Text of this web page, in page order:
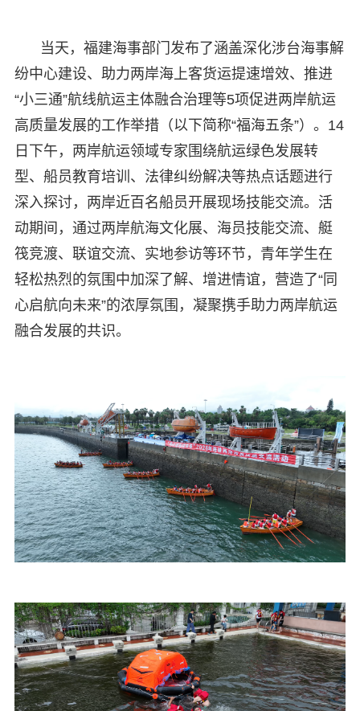
当天，福建海事部门发布了涵盖深化涉台海事解
纷中心建设、助力两岸海上客货运提速增效、推进
“小三通”航线航运主体融合治理等5项促进两岸航运
高质量发展的工作举措（以下简称“福海五条”）。14
日下午，两岸航运领域专家围绕航运绿色发展转
型、船员教育培训、法律纠纷解决等热点话题进行
深入探讨，两岸近百名船员开展现场技能交流。活
动期间，通过两岸航海文化展、海员技能交流、艇
筏竞渡、联谊交流、实地参访等环节，青年学生在
轻松热烈的氛围中加深了解、增进情谊，营造了“同
心启航向未来”的浓厚氛围，凝聚携手助力两岸航运
融合发展的共识。